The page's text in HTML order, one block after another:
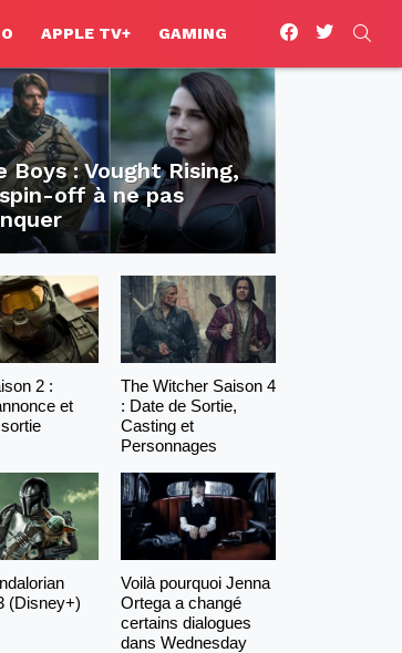
APPLE TV+ GAMING
facebooktwitter
Boys : Vought Rising,
off à ne pas
2 :
et
The Witcher Saison 4
: Date de Sortie,
Casting et
Personnages
(Disney+)
Voilà pourquoi Jenna
Ortega a changé
certains dialogues
dans Wednesday